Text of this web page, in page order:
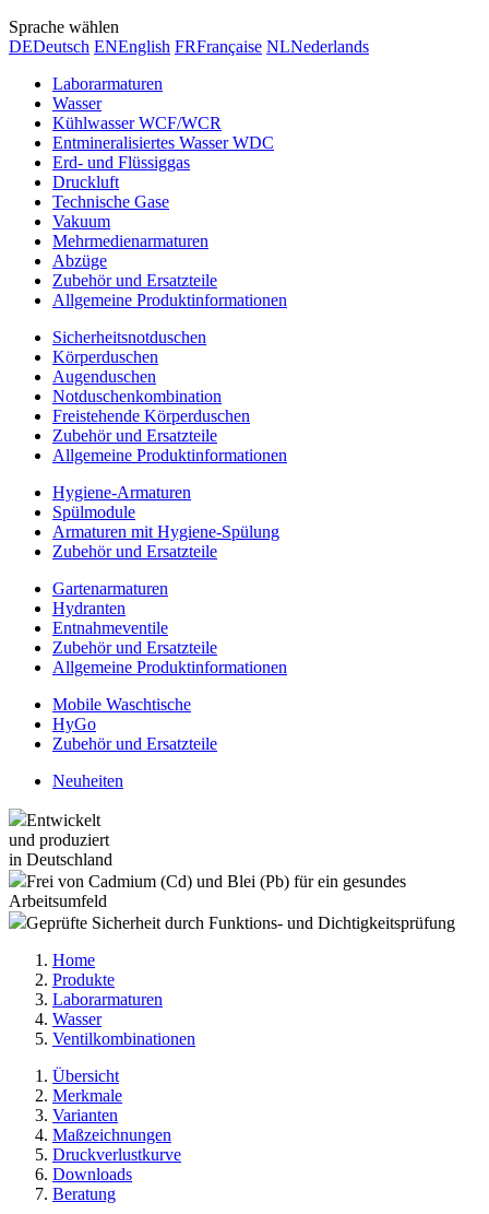
Sprache wählen
DEDeutsch ENEnglish FRFrançaise NLNederlands
Laborarmaturen
Wasser
Kühlwasser WCF/WCR
Entmineralisiertes Wasser WDC
Erd- und Flüssiggas
Druckluft
Technische Gase
Vakuum
Mehrmedienarmaturen
Abzüge
Zubehör und Ersatzteile
Allgemeine Produktinformationen
Sicherheitsnotduschen
Körperduschen
Augenduschen
Notduschenkombination
Freistehende Körperduschen
Zubehör und Ersatzteile
Allgemeine Produktinformationen
Hygiene-Armaturen
Spülmodule
Armaturen mit Hygiene-Spülung
Zubehör und Ersatzteile
Gartenarmaturen
Hydranten
Entnahmeventile
Zubehör und Ersatzteile
Allgemeine Produktinformationen
Mobile Waschtische
HyGo
Zubehör und Ersatzteile
Neuheiten
Entwickelt
und produziert
in Deutschland
Frei von Cadmium (Cd) und Blei (Pb) für ein gesundes
Arbeitsumfeld
Geprüfte Sicherheit durch Funktions- und Dichtigkeitsprüfung
Home
Produkte
Laborarmaturen
Wasser
Ventilkombinationen
Übersicht
Merkmale
Varianten
Maßzeichnungen
Druckverlustkurve
Downloads
Beratung